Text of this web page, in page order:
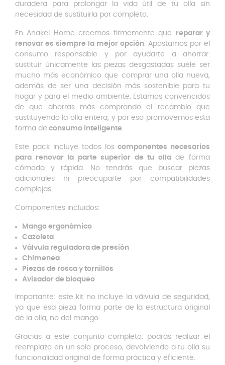
duradera para prolongar la vida útil de tu olla sin
necesidad de sustituirla por completo.
En Anakel Home creemos firmemente que
reparar y
renovar es siempre la mejor opción. Apostamos por el
consumo responsable y por ayudarte a ahorrar:
sustituir únicamente las piezas desgastadas suele ser
mucho más económico que comprar una olla nueva,
además de ser una decisión más sostenible para tu
hogar y para el medio ambiente. Estamos convencidos
de que ahorras más comprando el recambio que
sustituyendo la olla entera, y por eso promovemos esta
forma de consumo inteligente.
Este pack incluye todos los componentes necesarios
para renovar la parte superior de tu ollade forma
cómoda y rápida. No tendrás que buscar piezas
adicionales ni preocuparte por compatibilidades
complejas.
Componentes incluidos:
Mango ergonómico
Cazoleta
Válvula reguladora de presión
Chimenea
Piezas de rosca y tornillos
Avisador de bloqueo
Importante: este kit no incluye la válvula de seguridad,
ya que esa pieza forma parte de la estructura original
de la olla, no del mango.
Gracias a este conjunto completo, podrás realizar el
reemplazo en un solo proceso, devolviendo a tu olla su
funcionalidad original de forma práctica y eficiente.